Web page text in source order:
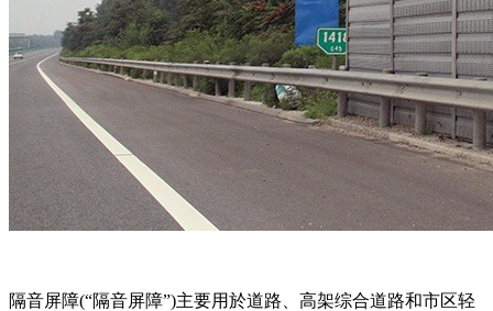
隔音屏障(“隔音屏障”)主要用於道路、高架综合道路和市区轻